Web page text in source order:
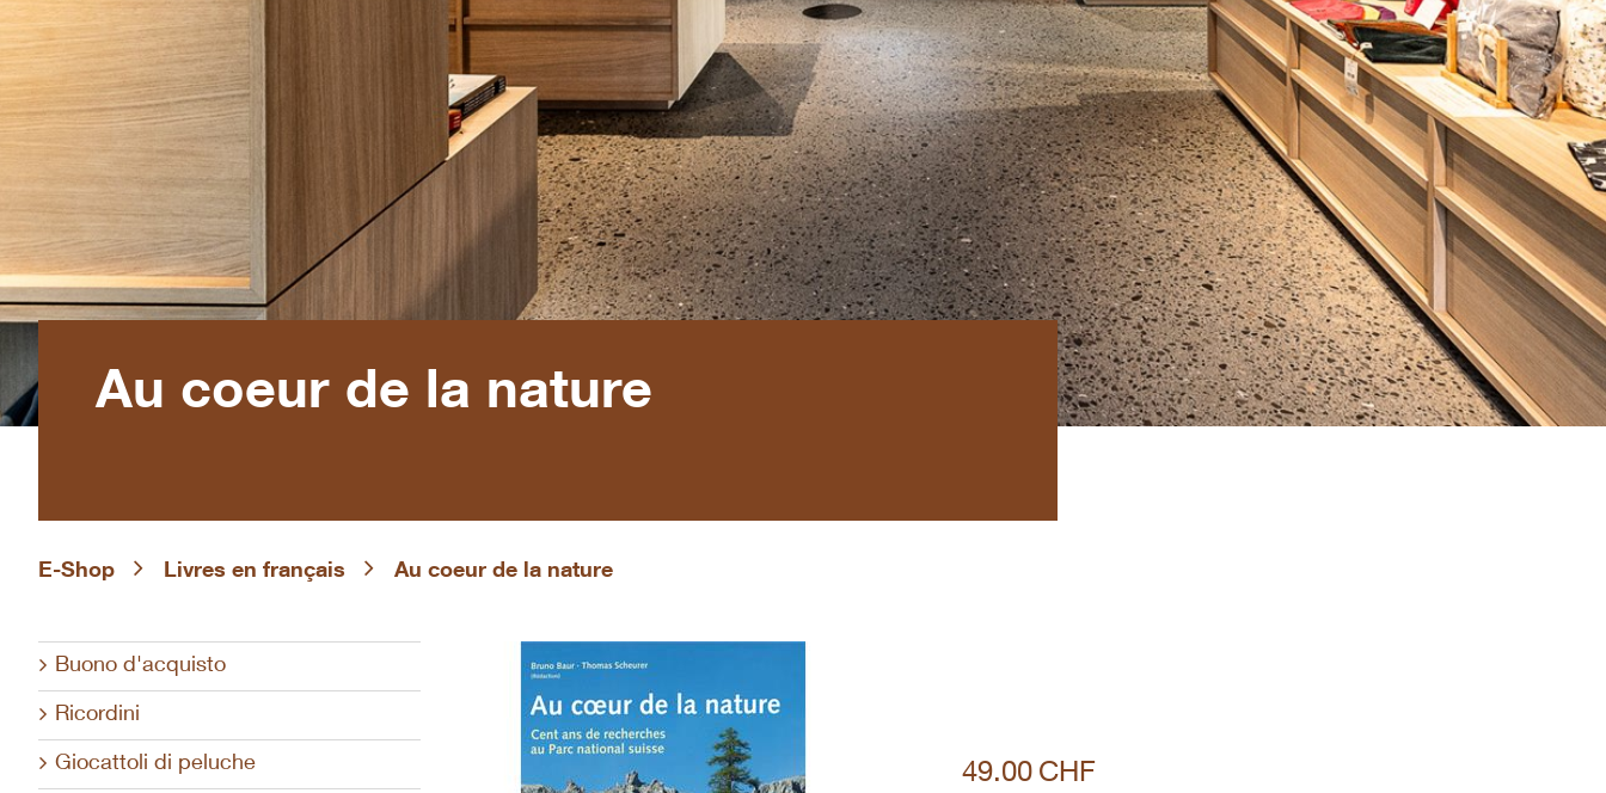
E-Shop Livres en français Au coeur de la nature
Buono d'acquisto
Ricordini
Giocattoli di peluche
Au coeur de la nature
49.00 CHF